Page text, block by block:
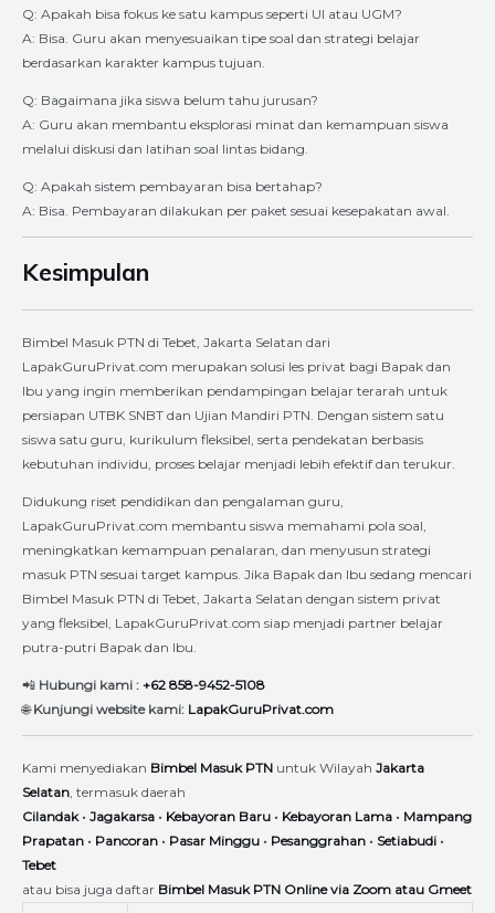
Q: Apakah bisa fokus ke satu kampus seperti UI atau UGM?
A: Bisa. Guru akan menyesuaikan tipe soal dan strategi belajar
berdasarkan karakter kampus tujuan.
Q: Bagaimana jika siswa belum tahu jurusan?
A: Guru akan membantu eksplorasi minat dan kemampuan siswa
melalui diskusi dan latihan soal lintas bidang.
Q: Apakah sistem pembayaran bisa bertahap?
A: Bisa. Pembayaran dilakukan per paket sesuai kesepakatan awal.
Kesimpulan
Bimbel Masuk PTN di Tebet, Jakarta Selatan dari
LapakGuruPrivat.com merupakan solusi les privat bagi Bapak dan
Ibu yang ingin memberikan pendampingan belajar terarah untuk
persiapan UTBK SNBT dan Ujian Mandiri PTN. Dengan sistem satu
siswa satu guru, kurikulum fleksibel, serta pendekatan berbasis
kebutuhan individu, proses belajar menjadi lebih efektif dan terukur.
Didukung riset pendidikan dan pengalaman guru,
LapakGuruPrivat.com membantu siswa memahami pola soal,
meningkatkan kemampuan penalaran, dan menyusun strategi
masuk PTN sesuai target kampus. Jika Bapak dan Ibu sedang mencari
Bimbel Masuk PTN di Tebet, Jakarta Selatan dengan sistem privat
yang fleksibel, LapakGuruPrivat.com siap menjadi partner belajar
putra-putri Bapak dan Ibu.
📲 Hubungi kami : +62 858-9452-5108
🌐Kunjungi website kami: LapakGuruPrivat.com
Kami menyediakan Bimbel Masuk PTN untuk Wilayah Jakarta
Selatan , termasuk daerah
Cilandak• Jagakarsa • Kebayoran Baru • Kebayoran Lama • Mampang
Prapatan • Pancoran • Pasar Minggu • Pesanggrahan • Setiabudi •
Tebet
atau bisa juga daftar Bimbel Masuk PTN Online via Zoom atau Gmeet